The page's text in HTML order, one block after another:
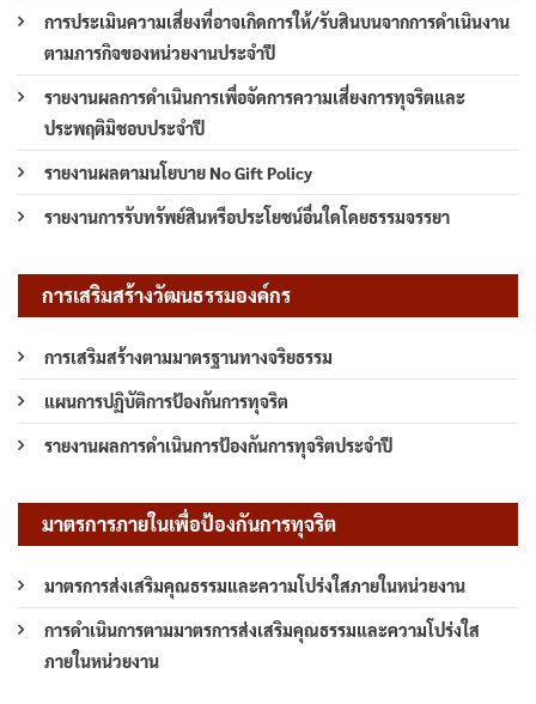
การประเมินความเสี่ยงที่อาจเกิดการให้/รับสินบนจากการดำเนินงาน
ตามภารกิจของหน่วยงานประจำปี
รายงานผลการดำเนินการเพื่อจัดการความเสี่ยงการทุจริตและ
ประพฤติมิชอบประจำปี
รายงานผลตามนโยบาย No Gift Policy
รายงานการรับทรัพย์สินหรือประโยชน์อื่นใดโดยธรรมจรรยา
การเสริมสร้างวัฒนธรรมองค์กร
การเสริมสร้างตามมาตรฐานทางจริยธรรม
แผนการปฏิบัติการป้องกันการทุจริต
รายงานผลการดำเนินการป้องกันการทุจริตประจำปี
มาตรการภายในเพื่อป้องกันการทุจริต
มาตรการส่งเสริมคุณธรรมและความโปร่งใสภายในหน่วยงาน
การดำเนินการตามมาตรการส่งเสริมคุณธรรมและความโปร่งใส
ภายในหน่วยงาน